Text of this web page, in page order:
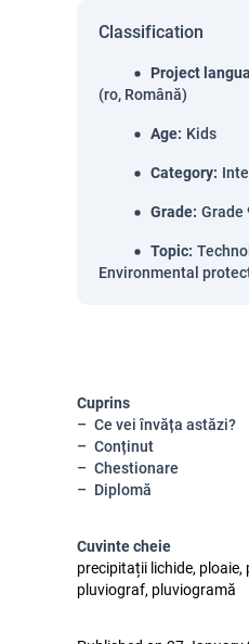
Classification
Project
(ro, Română)
Age: Kids
Category:
Grade: Grade
Topic:
Environmental
Cuprins
Ce vei învăța astăzi?
Conținut
Chestionare
Diplomă
Cuvinte cheie
precipitații lichide, ploaie,
pluviograf, pluviogramă